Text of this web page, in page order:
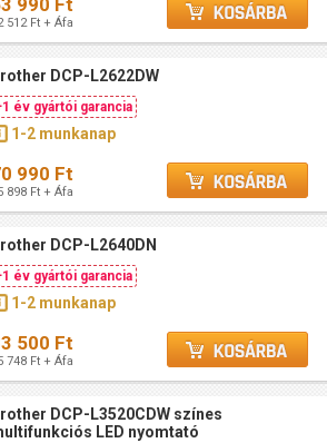
990 Ft
512 Ft + Áfa
DCP-L2622DW
év gyártói garancia
1-2 munkanap
990 Ft
898 Ft + Áfa
DCP-L2640DN
év gyártói garancia
1-2 munkanap
500 Ft
748 Ft + Áfa
DCP-L3520CDW színes
LED nyomtató